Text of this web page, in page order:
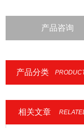
产品咨询
产品分类
相关文章